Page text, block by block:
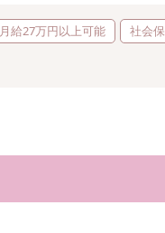
月給27万円以上可能
社会